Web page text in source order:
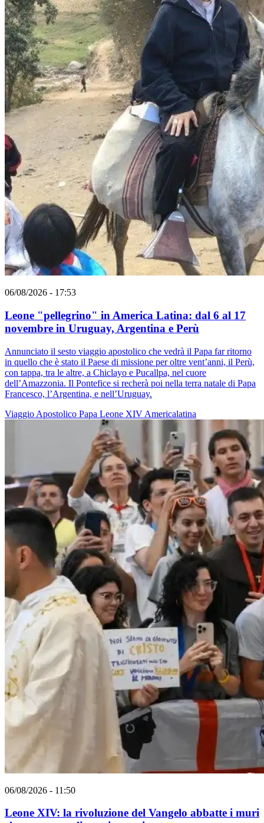
06/08/2026 - 17:53
Leone "pellegrino" in America Latina: dal 6 al 17
novembre in Uruguay, Argentina e Perù
Annunciato il sesto viaggio apostolico che vedrà il Papa far ritorno
in quello che è stato il Paese di missione per oltre vent’anni, il Perù,
con tappa, tra le altre, a Chiclayo e Pucallpa, nel cuore
dell’Amazzonia. Il Pontefice si recherà poi nella terra natale di Papa
Francesco, l’Argentina, e nell’Uruguay.
Viaggio Apostolico Papa Leone XIV Americalatina
06/08/2026 - 11:50
Leone XIV: la rivoluzione del Vangelo abbatte i muri